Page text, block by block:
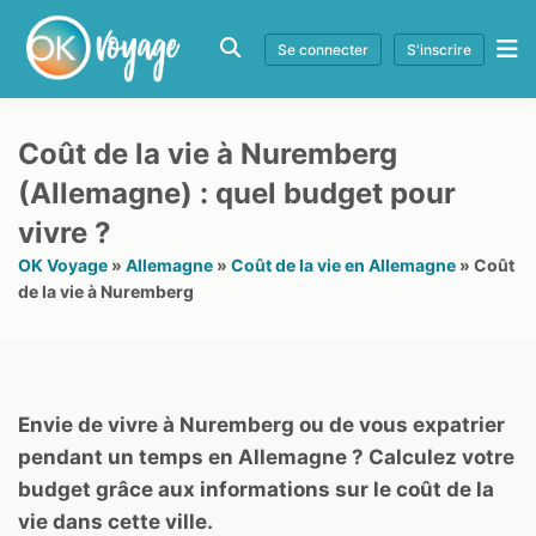
Se connecter S'inscrire
Coût de la vie à Nuremberg
(Allemagne) : quel budget pour
vivre ?
OK Voyage » Allemagne » Coût de la vie en Allemagne » Coût
de la vie à Nuremberg
Envie de vivre à Nuremberg ou de vous expatrier
pendant un temps en Allemagne ? Calculez votre
budget grâce aux informations sur le coût de la
vie dans cette ville.